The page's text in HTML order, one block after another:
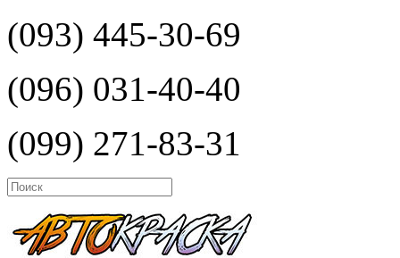
(093) 445-30-69
(096) 031-40-40
(099) 271-83-31